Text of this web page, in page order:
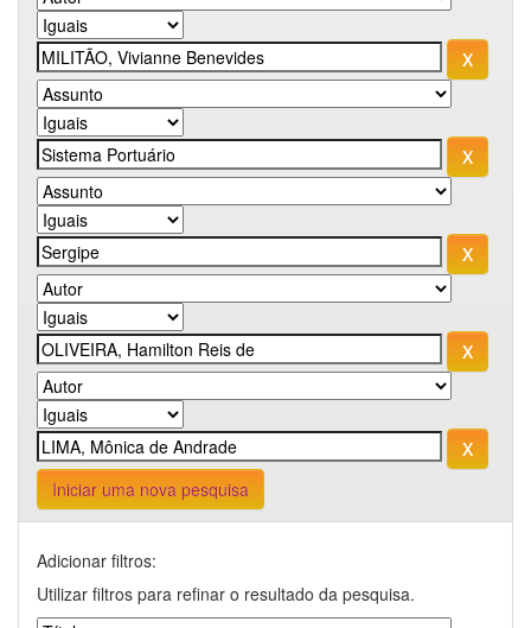
Iniciar uma nova pesquisa
Adicionar filtros:
Utilizar filtros para refinar o resultado da pesquisa.